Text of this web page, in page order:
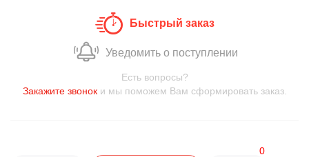
Быстрый заказ
Уведомить о поступлении
Есть вопросы?
Закажите звоноки мы поможем Вам сформировать заказ.
0